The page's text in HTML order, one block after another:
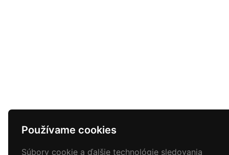
Používame cookies
Súbory cookie a ďalšie technológie sledovania